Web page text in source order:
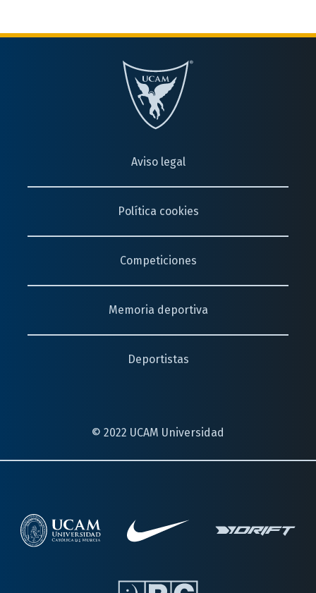
Aviso legal
Política cookies
Competiciones
Memoria deportiva
Deportistas
© 2022 UCAM Universidad